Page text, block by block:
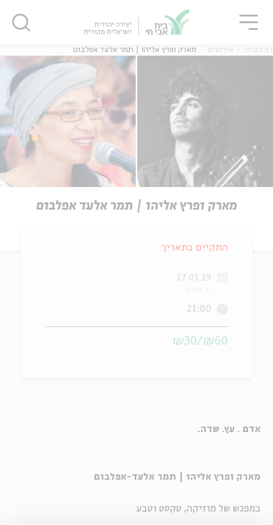
דף הבית אירועים מארק ופרץ אליהו | תמר אלעד אפלבום
מארק ופרץ אליהו | תמר אלעד אפלבום
אדם . עץ. שדה.
מארק ופרץ אליהו | תמר אלעד-אפלבום
במפגש של מוזיקה, טקסט וטבע
התקיים בתאריך:
17.01.19
21:00
₪60/₪30
סגור